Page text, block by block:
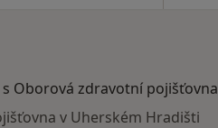
Oborová zdravotní pojišťovna
v Uherském Hradišti